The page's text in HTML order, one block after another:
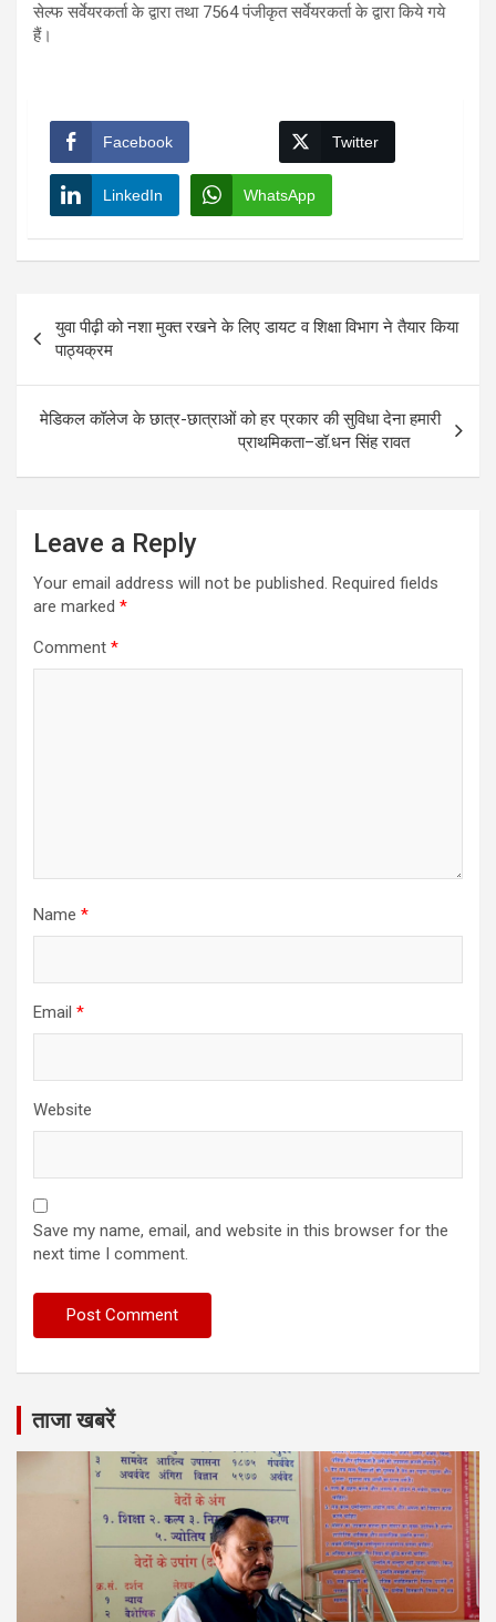
सेल्फ सर्वेयरकर्ता के द्वारा तथा 7564 पंजीकृत सर्वेयरकर्ता के द्वारा किये गये
हैं।
Facebook Twitter
LinkedIn WhatsApp
navigation
युवा पीढ़ी को नशा मुक्त रखने के लिए डायट व शिक्षा विभाग ने तैयार किया
पाठ्यक्रम
मेडिकल कॉलेज के छात्र-छात्राओं को हर प्रकार की सुविधा देना हमारी
प्राथमिकता–डॉ.धन सिंह रावत
Leave a Reply
Your email address will not be published. Required fields
are marked *
Comment *
Name *
Email *
Website
Save my name, email, and website in this browser for the
next time I comment.
ताजा खबरें